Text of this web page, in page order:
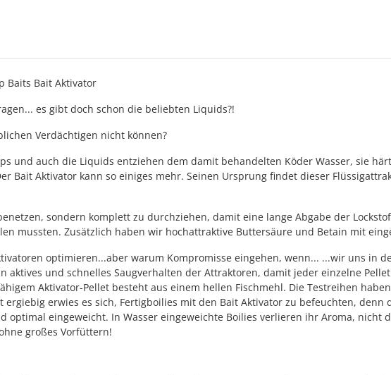
Baits Bait Aktivator
es gibt doch schon die beliebten Liquids?!
Verdächtigen nicht können?
und auch die Liquids entziehen dem damit behandelten Köder Wasser, sie
Bait Aktivator kann so einiges mehr. Seinen Ursprung findet dieser
sondern komplett zu durchziehen, damit eine lange Abgabe der
mussten. Zusätzlich haben wir hochattraktive Buttersäure und Betain mit
optimieren...aber warum Kompromisse eingehen, wenn... ...wir uns in
aktives und schnelles Saugverhalten der Attraktoren, damit jeder einzelne
Aktivator-Pellet besteht aus einem hellen Fischmehl. Die Testreihen
ergiebig erwies es sich, Fertigboilies mit den Bait Aktivator zu befeuchten,
optimal eingeweicht. In Wasser eingeweichte Boilies verlieren ihr Aroma,
großes Vorfüttern!